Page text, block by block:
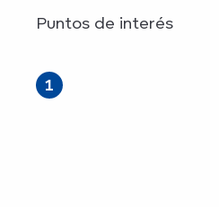
Puntos de interés
1